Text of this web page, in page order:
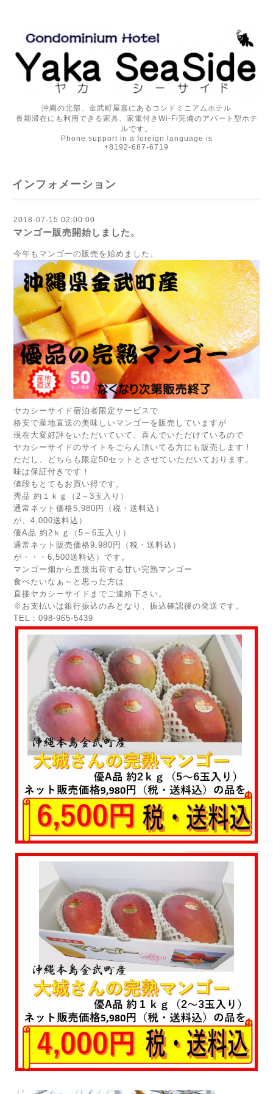
沖縄の北部、金武町屋嘉にあるコンドミニアムホテル
長期滞在にも利用できる家具、家電付きWi-Fi完備のアパート型ホテ
ルです。
Phone support in a foreign language is
+8192-687-6719
インフォメーション
2018-07-15 02:00:00
マンゴー販売開始しました。
今年もマンゴーの販売を始めました。
ヤカシーサイド宿泊者限定サービスで
格安で産地直送の美味しいマンゴーを販売していますが
現在大変好評をいただいていて、喜んでいただけているので
ヤカシーサイドのサイトをごらん頂いてる方にも販売します！
ただし、どちらも限定50セットとさせていただいております。
味は保証付きです！
値段もとてもお買い得です。
秀品 約１ｋｇ（2～3玉入り）
通常ネット価格5,980円（税・送料込）
が、4,000送料込）
優A品 約2ｋｇ（5～6玉入り）
通常ネット販売価格9,980円（税・送料込）
が・・・6,500送料込）です。
マンゴー畑から直接出荷する甘い完熟マンゴー
食べたいなぁ～と思った方は
直接ヤカシーサイドまでご連絡下さい。
※お支払いは銀行振込のみとなり、振込確認後の発送です。
TEL：098-965-5439